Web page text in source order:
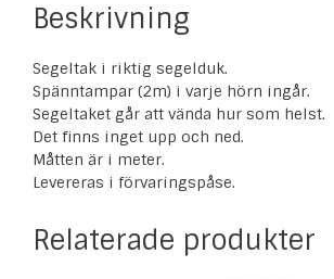
Beskrivning
Segeltak i riktig segelduk.
Spänntampar (2m) i varje hörn ingår.
Segeltaket går att vända hur som helst.
Det finns inget upp och ned.
Måtten är i meter.
Levereras i förvaringspåse.
Relaterade produkter